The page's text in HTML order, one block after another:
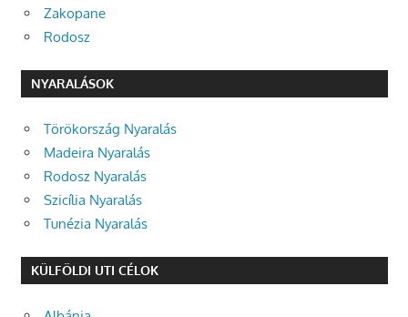
Zakopane
Rodosz
NYARALÁSOK
Törökország Nyaralás
Madeira Nyaralás
Rodosz Nyaralás
Szicília Nyaralás
Tunézia Nyaralás
KÜLFÖLDI UTI CÉLOK